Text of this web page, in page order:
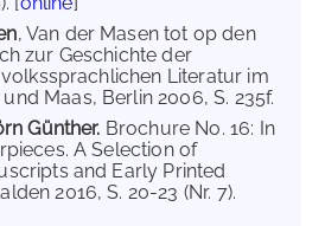
, Van der Masen tot op den
zur Geschichte der
Literatur im
Maas, Berlin 2006, S. 235f.
Günther. Brochure No. 16: In
A Selection of
and Early Printed
2016, S. 20-23 (Nr. 7).